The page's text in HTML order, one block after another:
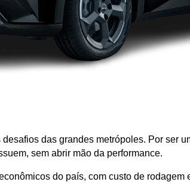
das grandes metrópoles. Por ser
sem abrir mão da performance.
do país, com custo de rodagem